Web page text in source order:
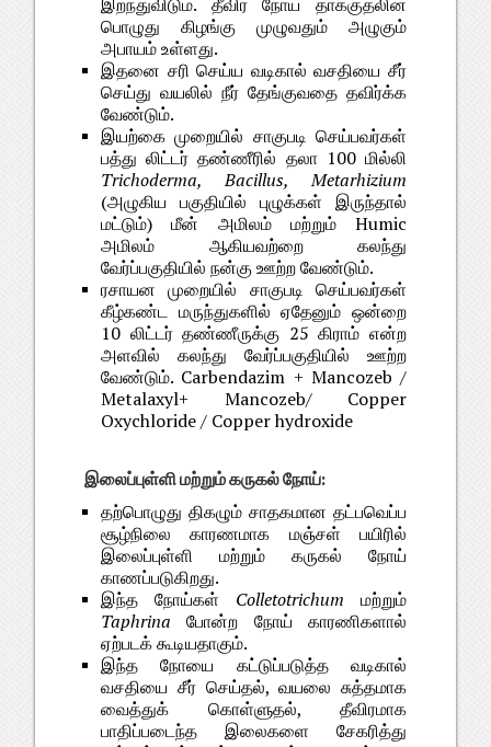
பொழுது கிழங்கு முழுவதும் அழுகும்
அபாயம் உள்ளது.
இதனை சரி செய்ய வடிகால் வசதியை சீர்
செய்து வயலில் நீர் தேங்குவதை தவிர்க்க
வேண்டும்.
இயற்கை முறையில் சாகுபடி செய்பவர்கள்
பத்து லிட்டர் தண்ணீரில் தலா 100 மில்லி
Trichoderma, Bacillus, Metarhizium
(அழுகிய பகுதியில் புழுக்கள் இருந்தால்
மட்டும்) மீன் அமிலம் மற்றும் Humic
அமிலம் ஆகியவற்றை கலந்து
வேர்ப்பகுதியில் நன்கு ஊற்ற வேண்டும்.
ரசாயன முறையில் சாகுபடி செய்பவர்கள்
கீழ்கண்ட மருந்துகளில் ஏதேனும் ஒன்றை
10 லிட்டர் தண்ணீருக்கு 25 கிராம் என்ற
அளவில் கலந்து வேர்ப்பகுதியில் ஊற்ற
வேண்டும். Carbendazim + Mancozeb /
Metalaxyl+ Mancozeb/ Copper
Oxychloride / Copper hydroxide
இலைப்புள்ளி மற்றும் கருகல் நோய்:
தற்பொழுது திகழும் சாதகமான தட்பவெப்ப
சூழ்நிலை காரணமாக மஞ்சள் பயிரில்
இலைப்புள்ளி மற்றும் கருகல் நோய்
காணப்படுகிறது.
இந்த நோய்கள் Colletotrichum மற்றும்
Taphrinaபோன்ற நோய் காரணிகளால்
ஏற்படக் கூடியதாகும்.
இந்த நோயை கட்டுப்படுத்த வடிகால்
வசதியை சீர் செய்தல், வயலை சுத்தமாக
வைத்துக் கொள்ளுதல், தீவிரமாக
பாதிப்படைந்த இலைகளை சேகரித்து